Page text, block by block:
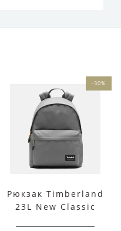
-30%
Рюкзак Timberland
23L New Classic